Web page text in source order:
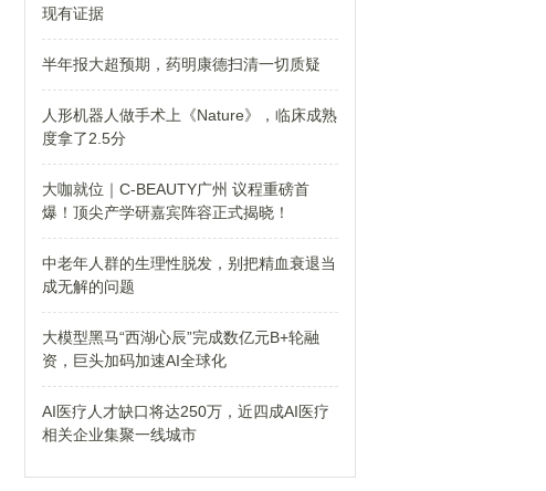
现有证据
半年报大超预期，药明康德扫清一切质疑
人形机器人做手术上《Nature》，临床成熟
度拿了2.5分
大咖就位｜C-BEAUTY广州 议程重磅首
爆！顶尖产学研嘉宾阵容正式揭晓！
中老年人群的生理性脱发，别把精血衰退当
成无解的问题
大模型黑马“西湖心辰”完成数亿元B+轮融
资，巨头加码加速AI全球化
AI医疗人才缺口将达250万，近四成AI医疗
相关企业集聚一线城市